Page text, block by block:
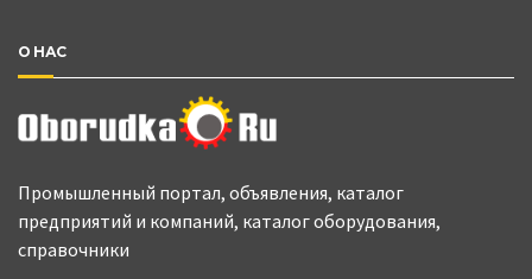
О НАС
Промышленный портал, объявления, каталог
предприятий и компаний, каталог оборудования,
справочники